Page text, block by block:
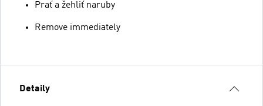
Prať a žehliť naruby
Remove immediately
Detaily